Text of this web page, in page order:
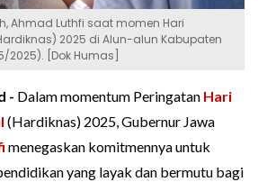
Ahmad Luthfi saat momen Hari
2025 di Alun-alun Kabupaten
[Dok Humas]
- Dalam momentum Peringatan Hari
(Hardiknas) 2025, Gubernur Jawa
menegaskan komitmennya untuk
yang layak dan bermutu bagi